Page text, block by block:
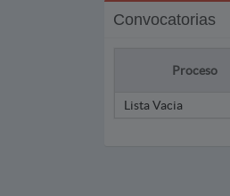
Convocatorias
Proceso
Lista Vacia